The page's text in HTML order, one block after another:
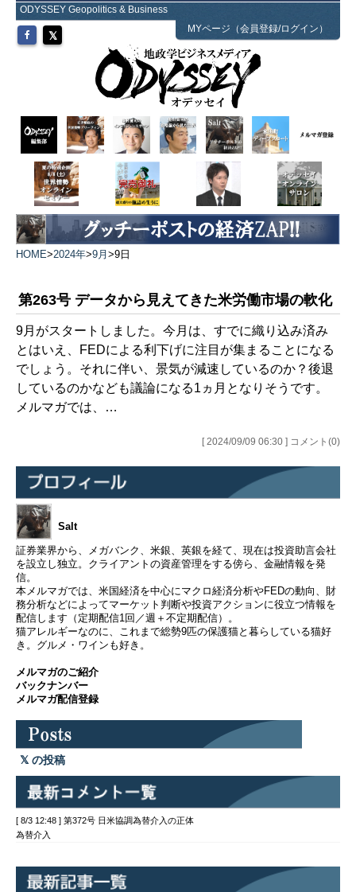
ODYSSEY Geopolitics & Business
MYページ（会員登録/ログイン）
HOME>2024年>9月 >9日
第263号 データから見えてきた米労働市場の軟化
9月がスタートしました。今月は、すでに織り込み済み
とはいえ、FEDによる利下げに注目が集まることになる
でしょう。それに伴い、景気が減速しているのか？後退
しているのかなども議論になる1ヵ月となりそうです。
メルマガでは、…
[ 2024/09/09 06:30 ] コメント(0)
Salt
証券業界から、メガバンク、米銀、英銀を経て、現在は投資助言会社
を設立し独立。クライアントの資産管理をする傍ら、金融情報を発
信。
本メルマガでは、米国経済を中心にマクロ経済分析やFEDの動向、財
務分析などによってマーケット判断や投資アクションに役立つ情報を
配信します（定期配信1回／週＋不定期配信）。
猫アレルギーなのに、これまで総勢9匹の保護猫と暮らしている猫好
き。グルメ・ワインも好き。
メルマガのご紹介
バックナンバー
メルマガ配信登録
の投稿
[ 8/3 12:48 ] 第372号 日米協調為替介入の正体
為替介入